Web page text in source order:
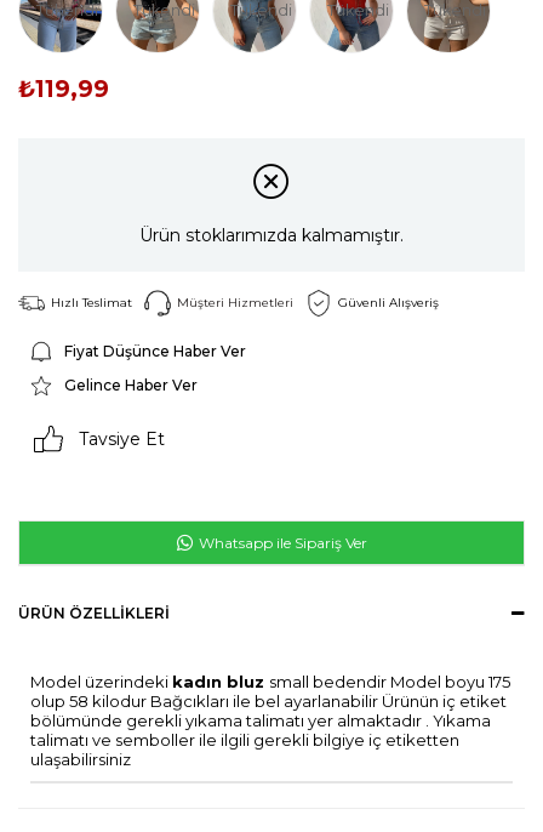
Tükendi Tükendi Tükendi Tükendi Tükendi
₺119,99
Ürün stoklarımızda kalmamıştır.
Hızlı Teslimat Müşteri Hizmetleri Güvenli Alışveriş
Fiyat Düşünce Haber Ver
Gelince Haber Ver
Tavsiye Et
Whatsapp ile Sipariş Ver
ÜRÜN ÖZELLIKLERI
Model üzerindeki kadın bluz small bedendir Model boyu 175
olup 58 kilodur Bağcıkları ile bel ayarlanabilir Ürünün iç etiket
bölümünde gerekli yıkama talimatı yer almaktadır . Yıkama
talimatı ve semboller ile ilgili gerekli bilgiye iç etiketten
ulaşabilirsiniz